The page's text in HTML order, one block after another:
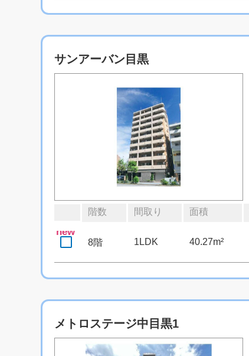
サンアーバン目黒
階数 間取り 面積
new
8階 1LDK 40.27m²
メトロステージ中目黒1